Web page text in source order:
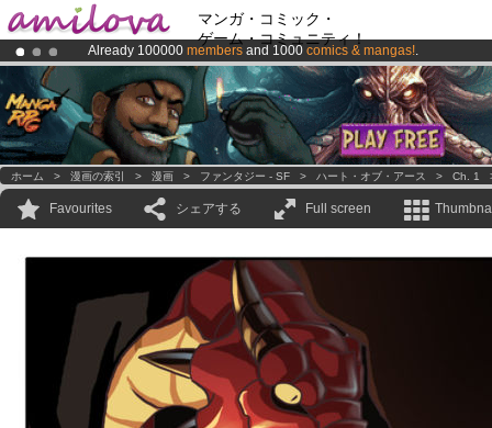
マンガ・コミック・
ゲーム・コミュニティ！
Already 100000 members and 1000 comics & mangas!.
Premium membership from3.95 eurosper month !Get membership
AmilovaKickstarter is now LIVE!.
ホーム > 漫画の索引 > 漫画 > ファンタジー - SF > ハート・オブ・アース > Ch. 1
Favourites シェアする Full screen